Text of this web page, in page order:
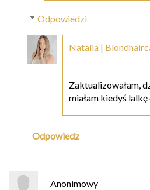
Odpowiedzi
Natalia |
Zaktualizowałam,
miałam kiedyś
Odpowiedz
Anonimowy